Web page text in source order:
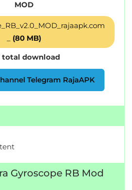
MOD
(80 MB)
total download
Telegram RajaAPK
Gyroscope RB Mod